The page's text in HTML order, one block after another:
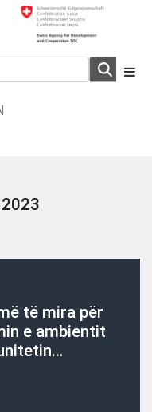
të mira për
e ambientit